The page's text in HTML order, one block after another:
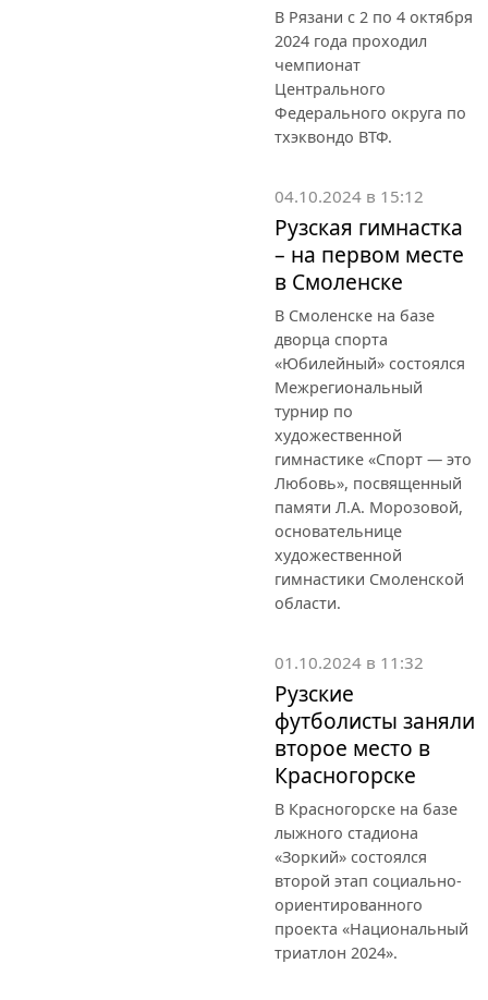
В Рязани с 2 по 4 октября
2024 года проходил
чемпионат
Центрального
Федерального округа по
тхэквондо ВТФ.
04.10.2024 в 15:12
Рузская гимнастка
– на первом месте
в Смоленске
В Смоленске на базе
дворца спорта
«Юбилейный» состоялся
Межрегиональный
турнир по
художественной
гимнастике «Спорт — это
Любовь», посвященный
памяти Л.А. Морозовой,
основательнице
художественной
гимнастики Смоленской
области.
01.10.2024 в 11:32
Рузские
футболисты заняли
второе место в
Красногорске
В Красногорске на базе
лыжного стадиона
«Зоркий» состоялся
второй этап социально-
ориентированного
проекта «Национальный
триатлон 2024».